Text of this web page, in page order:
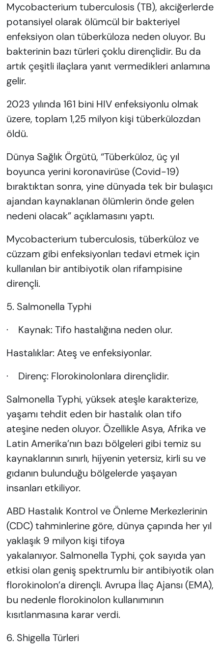
Mycobacterium tuberculosis (TB), akciğerlerde
potansiyel olarak ölümcül bir bakteriyel
enfeksiyon olan tüberküloza neden oluyor. Bu
bakterinin bazı türleri çoklu dirençlidir. Bu da
artık çeşitli ilaçlara yanıt vermedikleri anlamına
gelir.
2023 yılında 161 bini HIV enfeksiyonlu olmak
üzere, toplam 1,25 milyon kişi tüberkülozdan
öldü.
Dünya Sağlık Örgütü, “Tüberküloz, üç yıl
boyunca yerini koronavirüse (Covid-19)
bıraktıktan sonra, yine dünyada tek bir bulaşıcı
ajandan kaynaklanan ölümlerin önde gelen
nedeni olacak” açıklamasını yaptı.
Mycobacterium tuberculosis, tüberküloz ve
cüzzam gibi enfeksiyonları tedavi etmek için
kullanılan bir antibiyotik olan rifampisine
dirençli.
5. Salmonella Typhi
· Kaynak: Tifo hastalığına neden olur.
Hastalıklar: Ateş ve enfeksiyonlar.
· Direnç: Florokinolonlara dirençlidir.
Salmonella Typhi, yüksek ateşle karakterize,
yaşamı tehdit eden bir hastalık olan tifo
ateşine neden oluyor. Özellikle Asya, Afrika ve
Latin Amerika’nın bazı bölgeleri gibi temiz su
kaynaklarının sınırlı, hijyenin yetersiz, kirli su ve
gıdanın bulunduğu bölgelerde yaşayan
insanları etkiliyor.
ABD Hastalık Kontrol ve Önleme Merkezlerinin
(CDC) tahminlerine göre, dünya çapında her yıl
yaklaşık 9 milyon kişi tifoya
yakalanıyor. Salmonella Typhi, çok sayıda yan
etkisi olan geniş spektrumlu bir antibiyotik olan
florokinolon’a dirençli. Avrupa İlaç Ajansı (EMA),
bu nedenle florokinolon kullanımının
kısıtlanmasına karar verdi.
6. Shigella Türleri